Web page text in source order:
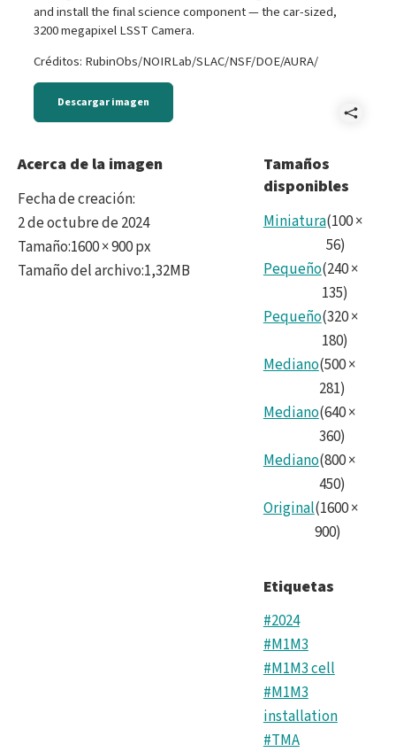
and install the final science component — the car-sized,
3200 megapixel LSST Camera.
Créditos: RubinObs/NOIRLab/SLAC/NSF/DOE/AURA/
Descargar imagen
Acerca de la imagen
Fecha de creación:
2 de octubre de 2024
Tamaño:1600 × 900 px
Tamaño del archivo:1,32MB
Tamaños
disponibles
Miniatura(100×
56)
Pequeño(240×
135)
Pequeño(320×
180)
Mediano(500×
281)
Mediano(640×
360)
Mediano(800×
450)
Original(1600×
900)
Etiquetas
#2024
#M1M3
#M1M3 cell
#M1M3
installation
#TMA